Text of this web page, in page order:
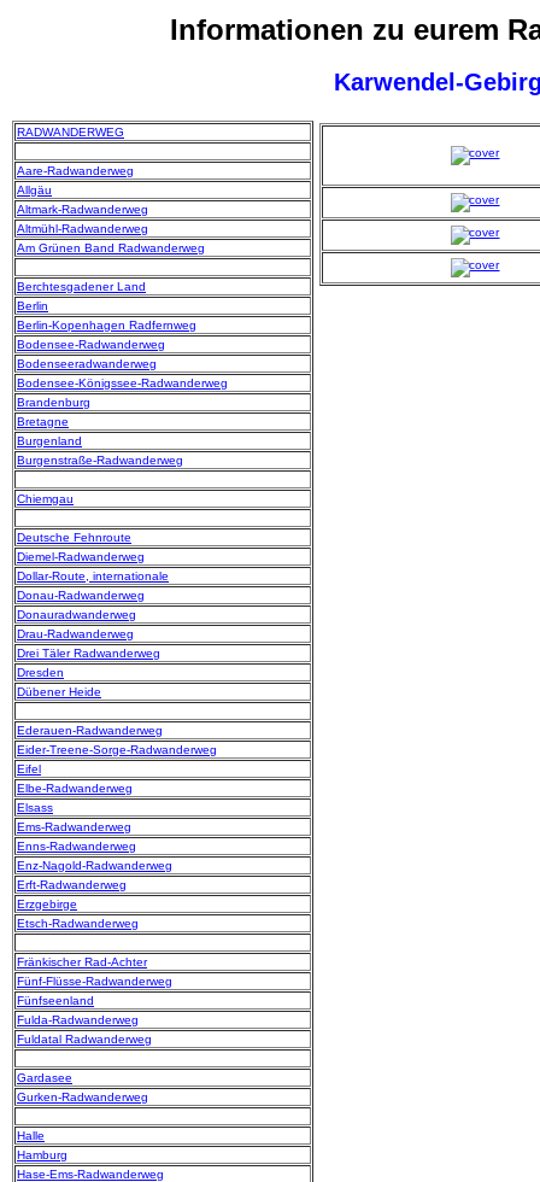
Informationen zu eurem
Karwendel-
RADWANDERWEG
Aare-Radwanderweg
Allgäu
Altmark-Radwanderweg
Altmühl-Radwanderweg
Am Grünen Band Radwanderweg
Berchtesgadener Land
Berlin
Berlin-Kopenhagen Radfernweg
Bodensee-Radwanderweg
Bodenseeradwanderweg
Bodensee-Königssee-Radwanderweg
Brandenburg
Bretagne
Burgenland
Burgenstraße-Radwanderweg
Chiemgau
Deutsche Fehnroute
Diemel-Radwanderweg
Dollar-Route, internationale
Donau-Radwanderweg
Donauradwanderweg
Drau-Radwanderweg
Drei Täler Radwanderweg
Dresden
Dübener Heide
Ederauen-Radwanderweg
Eider-Treene-Sorge-Radwanderweg
Eifel
Elbe-Radwanderweg
Elsass
Ems-Radwanderweg
Enns-Radwanderweg
Enz-Nagold-Radwanderweg
Erft-Radwanderweg
Erzgebirge
Etsch-Radwanderweg
Fränkischer Rad-Achter
Fünf-Flüsse-Radwanderweg
Fünfseenland
Fulda-Radwanderweg
Fuldatal Radwanderweg
Gardasee
Gurken-Radwanderweg
Halle
Hamburg
Hase-Ems-Radwanderweg